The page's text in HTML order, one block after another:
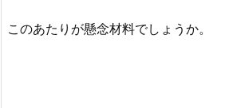
このあたりが懸念材料でしょうか。